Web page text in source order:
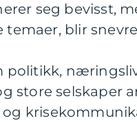
seg bevisst,
blir
politikk,
store selskaper